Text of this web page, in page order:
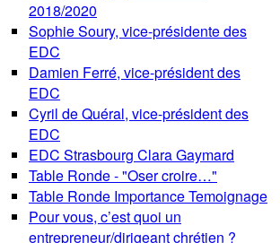
2018/2020
Sophie Soury, vice-présidente des
EDC
Damien Ferré, vice-président des
EDC
Cyril de Quéral, vice-président des
EDC
EDC Strasbourg Clara Gaymard
Table Ronde - "Oser croire…"
Table Ronde Importance Temoignage
Pour vous, c’est quoi un
entrepreneur/dirigeant chrétien ?